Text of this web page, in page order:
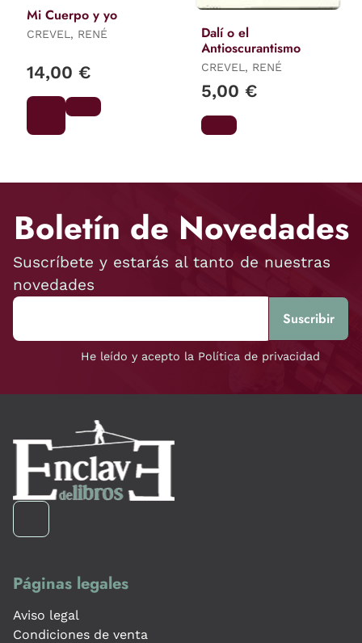
Mi Cuerpo y yo
CREVEL, RENÉ
14,00 €
Dalí o el
Antioscurantismo
CREVEL, RENÉ
5,00 €
Boletín de Novedades
Suscríbete y estarás al tanto de nuestras
novedades
He leído y acepto la Política de privacidad
Páginas legales
Aviso legal
Condiciones de venta